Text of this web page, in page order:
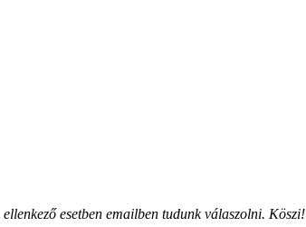
esetben emailben tudunk válaszolni. Köszi!